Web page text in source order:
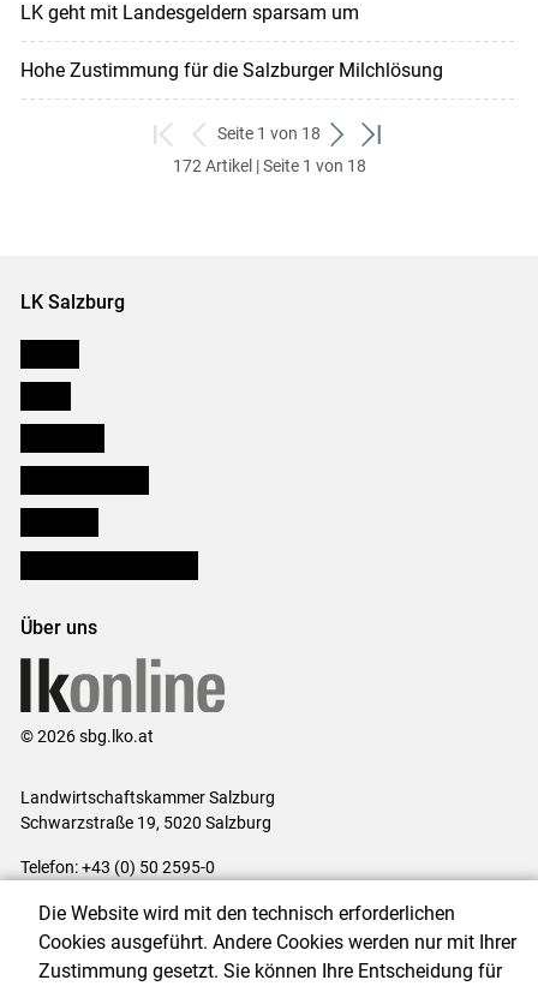
LK geht mit Landesgeldern sparsam um
Hohe Zustimmung für die Salzburger Milchlösung
zum
ersten
zurück
zum
Seite 1 von 18
weiter
zum
zum
172 Artikel | Seite 1 von 18
LK Salzburg
Über uns
© 2026 sbg.lko.at
Landwirtschaftskammer Salzburg
Schwarzstraße 19, 5020 Salzburg
Telefon: +43 (0) 50 2595-0
Impressum|Kontakt|Datenschutzerklärung|Barrierefreiheit|
Cookie-Einstellungen
Die Website wird mit den technisch erforderlichen
Cookies ausgeführt. Andere Cookies werden nur mit Ihrer
Zustimmung gesetzt. Sie können Ihre Entscheidung für